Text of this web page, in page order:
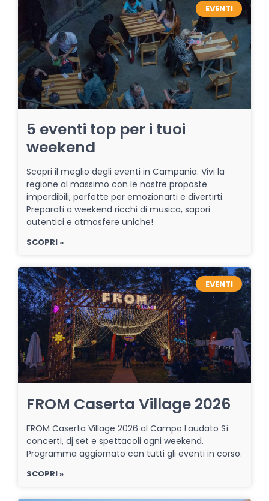
EVENTI
5 eventi top per i tuoi
weekend
Scopri il meglio degli eventi in Campania. Vivi la
regione al massimo con le nostre proposte
imperdibili, perfette per emozionarti e divertirti.
Preparati a weekend ricchi di musica, sapori
autentici e atmosfere uniche!
SCOPRI »
EVENTI
FROM Caserta Village 2026
FROM Caserta Village 2026 al Campo Laudato Sì:
concerti, dj set e spettacoli ogni weekend.
Programma aggiornato con tutti gli eventi in corso.
SCOPRI »